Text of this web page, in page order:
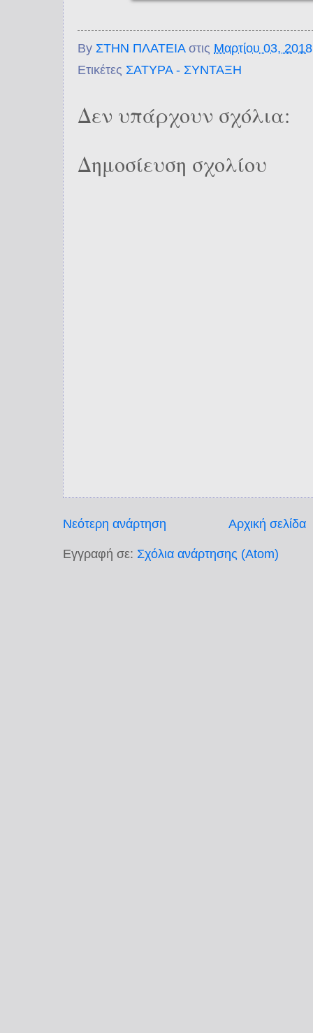
By ΣΤΗΝ ΠΛΑΤΕΙΑ στις Μαρτίου 03, 2018
Ετικέτες ΣΑΤΥΡΑ - ΣΥΝΤΑΞΗ
Δεν υπάρχουν σχόλια:
Δημοσίευση σχολίου
Νεότερη ανάρτηση Αρχική σελίδα
Εγγραφή σε: Σχόλια ανάρτησης (Atom)